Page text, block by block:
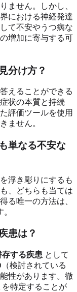
ません。しかし、
における神経発達
て不安やうつ病な
増加に寄与する可
分け方？
えることができる
状の本質と持続
評価ツールを使用
ません。
単なる不安な
浮き彫りにするも
、どちらも当ては
る唯一の方法は、
患は？
存する疾患 として
検討されている
性があります。徹
を特定することが